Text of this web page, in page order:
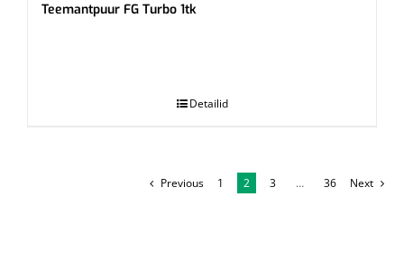
Teemantpuur FG Turbo 1tk
Detailid
Previous 1 2 3 … 36 Next